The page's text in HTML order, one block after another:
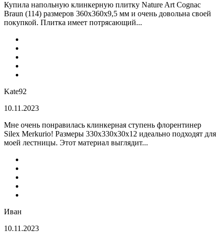
Купила напольную клинкерную плитку Nature Art Cognac
Braun (114) размеров 360x360x9,5 мм и очень довольна своей
покупкой. Плитка имеет потрясающий...
Kate92
10.11.2023
Мне очень понравилась клинкерная ступень флорентинер
Silex Merkurio! Размеры 330х330х30х12 идеально подходят для
моей лестницы. Этот материал выглядит...
Иван
10.11.2023